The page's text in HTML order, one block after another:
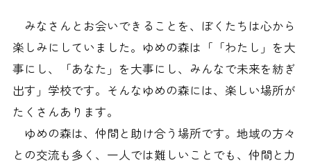
みなさんとお会いできることを、ぼくたちは心から
楽しみにしていました。ゆめの森は「「わたし」を大
事にし、「あなた」を大事にし、みんなで未来を紡ぎ
出す」学校です。そんなゆめの森には、楽しい場所が
たくさんあります。
ゆめの森は、仲間と助け合う場所です。地域の方々
との交流も多く、一人では難しいことでも、仲間と力